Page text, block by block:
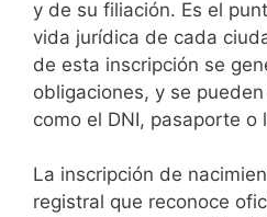
y de su filiación. Es el
vida jurídica de cada
de esta inscripción se
obligaciones, y se
como el DNI, pasaporte o
La inscripción de
registral que reconoce